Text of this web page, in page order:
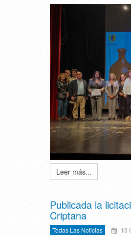
Leer más...
Publicada la
Criptana
Todas Las Noticias 13